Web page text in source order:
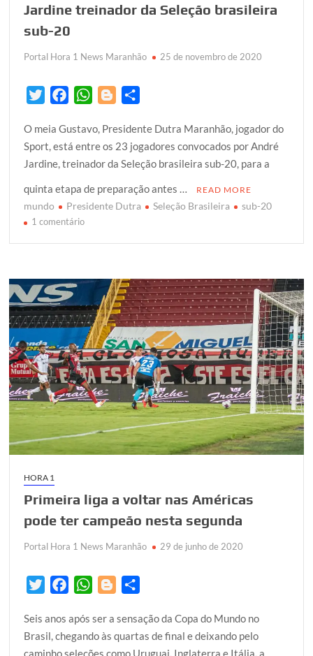
sairam
Jardine treinador da Seleção brasileira
sub-20
Portal Hora 1 News Maranhão 25 de novembro de 2020
i
t
t
e
r
c
e
b
o
o
k
W
a
t
s
A
p
o
g
g
e
r
a
r
e
O meia Gustavo, Presidente Dutra Maranhão, jogador do
Sport, está entre os 23 jogadores convocados por André
Jardine, treinador da Seleção brasileira sub-20, para a
quinta etapa de preparação antes …
READ MORE
mundo Presidente Dutra Seleção Brasileira sub-20
1 comentárioem
para
mundo”
Ricardo
Oliveira
é
convocado
por
André
Jardine
treinador
da
sub-
HORA 1
Primeira liga a voltar nas Américas
pode ter campeão nesta segunda
Portal Hora 1 News Maranhão 29 de junho de 2020
i
t
c
e
W
a
t
o
g
a
r
Seis anos após ser a sensação da Copa do Mundo no
Brasil, chegando às quartas de final e deixando pelo